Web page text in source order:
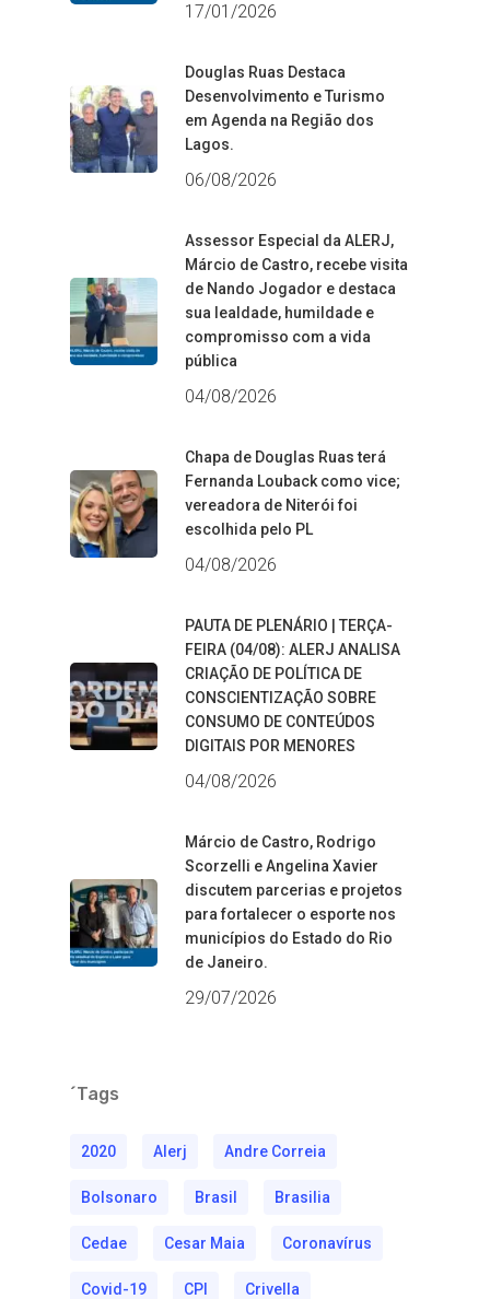
17/01/2026
Douglas Ruas Destaca
Desenvolvimento e Turismo
em Agenda na Região dos
Lagos.
06/08/2026
Assessor Especial da ALERJ,
Márcio de Castro, recebe visita
de Nando Jogador e destaca
sua lealdade, humildade e
compromisso com a vida
pública
04/08/2026
Chapa de Douglas Ruas terá
Fernanda Louback como vice;
vereadora de Niterói foi
escolhida pelo PL
04/08/2026
PAUTA DE PLENÁRIO | TERÇA-
FEIRA (04/08): ALERJ ANALISA
CRIAÇÃO DE POLÍTICA DE
CONSCIENTIZAÇÃO SOBRE
CONSUMO DE CONTEÚDOS
DIGITAIS POR MENORES
04/08/2026
Márcio de Castro, Rodrigo
Scorzelli e Angelina Xavier
discutem parcerias e projetos
para fortalecer o esporte nos
municípios do Estado do Rio
de Janeiro.
29/07/2026
´Tags
2020 Alerj Andre Correia
Bolsonaro Brasil Brasilia
Cedae Cesar Maia Coronavírus
Covid-19 CPI Crivella